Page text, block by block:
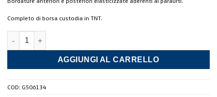
Completo di borsa custodia in TNT.
Telo antigrandine TG. S quantità
AGGIUNGI AL CARRELLO
COD: G506134